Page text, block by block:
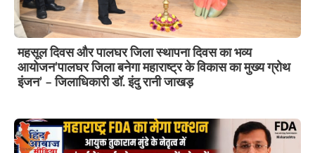
महसूल दिवस और पालघर जिला स्थापना दिवस का भव्य
आयोजन’पालघर जिला बनेगा महाराष्ट्र के विकास का मुख्य ग्रोथ
इंजन’ – जिलाधिकारी डॉ. इंदु रानी जाखड़